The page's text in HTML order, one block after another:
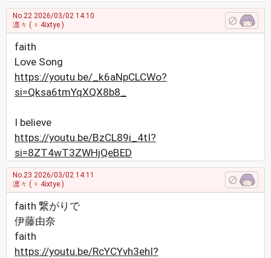
No.22 2026/03/02 14:10
凛々 ( ♀ 4ixtye )
faith
Love Song
https://youtu.be/_k6aNpCLCWo?
si=Qksa6tmYqXQX8b8_
I believe
https://youtu.be/BzCL89i_4tI?
si=8ZT4wT3ZWHjQeBED
No.23 2026/03/02 14:11
凛々 ( ♀ 4ixtye )
faith​ 繋がりで
伊藤由奈
faith​
https://youtu.be/RcYCYvh3ehI?